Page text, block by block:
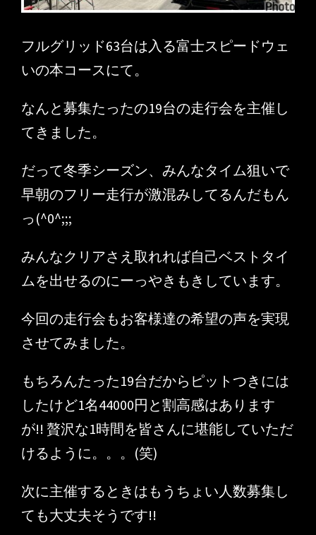
フルグリッド63台は入る富士スピードウェ
いの本コースにて。
なんと募集たったの19台の走行会を主催し
てきました。
だって冬季シーズン、みんなタイム狙いで
早朝のフリー走行が激混みしてるんだもん
っ(^0^;;;
みんなクリアさえ取れれば自己ベストタイ
ムを出せるのにーっやきもきしています。
今回の走行会もお客様達の希望の声を実現
させてみました。
もちろんたった19台だからピットつきには
したけど1名44000円と割高感はあります
が!! 贅沢な1時間を皆さんに堪能していただ
けるように。。。(笑)
次に主催するときはもうちょい人数募集し
ても大丈夫そうです!!